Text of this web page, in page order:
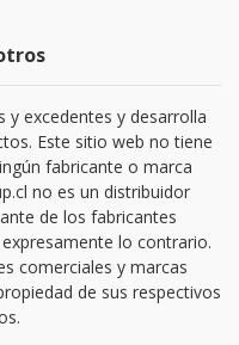
y excedentes y desarrolla
Este sitio web no tiene
fabricante o marca
no es un distribuidor
de los fabricantes
lo contrario.
comerciales y marcas
de sus respectivos